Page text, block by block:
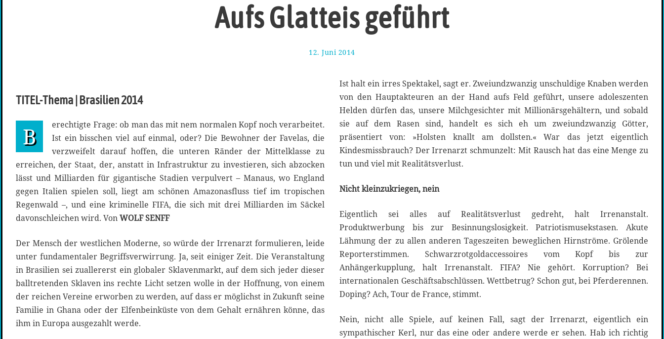
Aufs Glatteis geführt
12. Juni 2014
J
u
n
i
2
1
4
TITEL-Thema | Brasilien 2014
B
erechtigte Frage: ob man das mit nem normalen Kopf noch verarbeitet.
Ist ein bisschen viel auf einmal, oder? Die Bewohner der Favelas, die
verzweifelt darauf hoffen, die unteren Ränder der Mittelklasse zu
erreichen, der Staat, der, anstatt in Infrastruktur zu investieren, sich abzocken
lässt und Milliarden für gigantische Stadien verpulvert – Manaus, wo England
gegen Italien spielen soll, liegt am schönen Amazonasfluss tief im tropischen
Regenwald –, und eine kriminelle FIFA, die sich mit drei Milliarden im Säckel
davonschleichen wird. VonWOLF SENFF
Der Mensch der westlichen Moderne, so würde der Irrenarzt formulieren, leide
unter fundamentaler Begriffsverwirrung. Ja, seit einiger Zeit. Die Veranstaltung
in Brasilien sei zuallererst ein globaler Sklavenmarkt, auf dem sich jeder dieser
balltretenden Sklaven ins rechte Licht setzen wolle in der Hoffnung, von einem
der reichen Vereine erworben zu werden, auf dass er möglichst in Zukunft seine
Familie in Ghana oder der Elfenbeinküste von dem Gehalt ernähren könne, das
ihm in Europa ausgezahlt werde.
Ist halt ein irres Spektakel, sagt er. Zweiundzwanzig unschuldige Knaben werden
von den Hauptakteuren an der Hand aufs Feld geführt, unsere adoleszenten
Helden dürfen das, unsere Milchgesichter mit Millionärsgehältern, und sobald
sie auf dem Rasen sind, handelt es sich eh um zweiundzwanzig Götter,
präsentiert von: »Holsten knallt am dollsten.« War das jetzt eigentlich
Kindesmissbrauch? Der Irrenarzt schmunzelt: Mit Rausch hat das eine Menge zu
tun und viel mit Realitätsverlust.
Nicht kleinzukriegen, nein
Eigentlich sei alles auf Realitätsverlust gedreht, halt Irrenanstalt.
Produktwerbung bis zur Besinnungslosigkeit. Patriotismusekstasen. Akute
Lähmung der zu allen anderen Tageszeiten beweglichen Hirnströme. Grölende
Reporterstimmen. Schwarzrotgoldaccessoires vom Kopf bis zur
Anhängerkupplung, halt Irrenanstalt. FIFA? Nie gehört. Korruption? Bei
internationalen Geschäftsabschlüssen. Wettbetrug? Schon gut, bei Pferderennen.
Doping? Ach, Tour de France, stimmt.
Nein, nicht alle Spiele, auf keinen Fall, sagt der Irrenarzt, eigentlich ein
sympathischer Kerl, nur das eine oder andere werde er sehen. Hab ich richtig